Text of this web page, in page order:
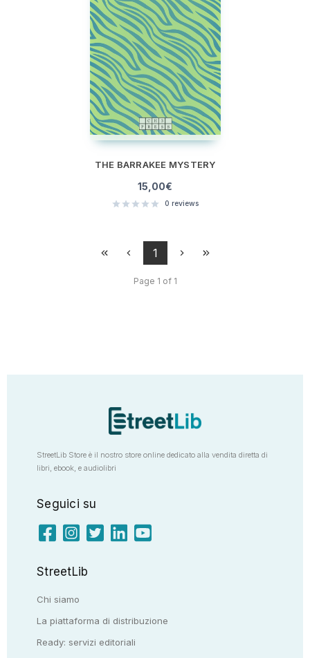
THE BARRAKEE MYSTERY
15,00€
0 reviews
1
Page 1 of 1
StreetLib Store è il nostro store online dedicato alla vendita diretta di
libri, ebook, e audiolibri
Seguici su
StreetLib
Chi siamo
La piattaforma di distribuzione
Ready: servizi editoriali